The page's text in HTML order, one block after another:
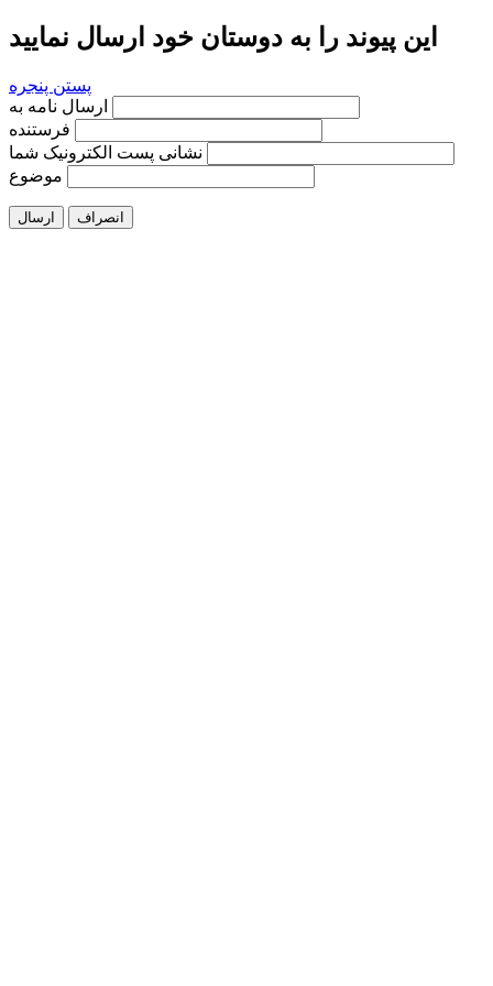
این پیوند را به دوستان خود ارسال نمایید
پستن پنجره
فرستنده
نشانی پست الکترونیک شما
موضوع
ارسال انصراف